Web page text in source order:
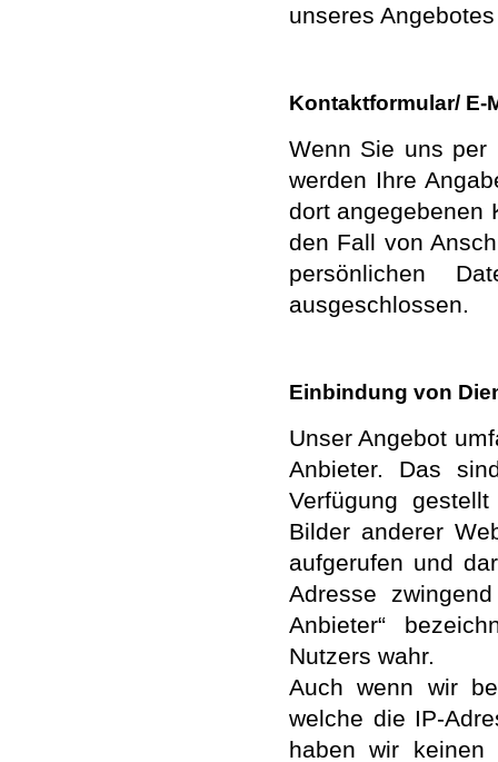
unseres
Kontaktformular/ E-
Wenn Sie uns per
werden Ihre
dort angegebenen
den Fall von
persönlichen
ausgeschlossen.
Einbindung von
Unser Angebot
Anbieter. Das
Verfügung
Bilder anderer
aufgerufen und
Adresse
Anbieter“
Nutzers wahr.
Auch wenn wir
welche die IP-
haben wir keinen